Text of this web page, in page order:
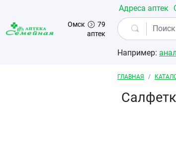
Перейти к основному содержанию
Омск
79
аптек
Адреса аптек
Например:
Строка
ГЛАВНАЯ